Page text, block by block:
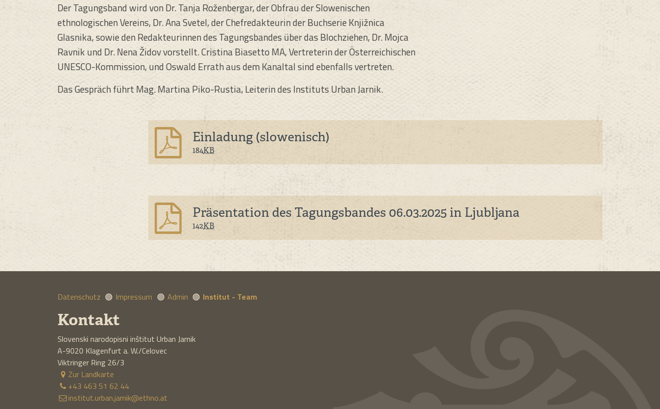
Der Tagungsband wird von Dr. Tanja Roženbergar, der Obfrau der Slowenischen
ethnologischen Vereins, Dr. Ana Svetel, der Chefredakteurin der Buchserie Knjižnica
Glasnika, sowie den Redakteurinnen des Tagungsbandes über das Blochziehen, Dr. Mojca
Ravnik und Dr. Nena Židov vorstellt. Cristina Biasetto MA, Vertreterin der Österreichischen
UNESCO-Kommission, und Oswald Errath aus dem Kanaltal sind ebenfalls vertreten.
Das Gespräch führt Mag. Martina Piko-Rustia, Leiterin des Instituts Urban Jarnik.
Einladung (slowenisch)
184KB
Präsentation des Tagungsbandes 06.03.2025 in Ljubljana
142KB
Datenschutz Impressum Admin Institut - Team
Kontakt
Slovenski narodopisni inštitut Urban Jarnik
A-9020 Klagenfurt a. W./Celovec
Viktringer Ring 26/3
Zur Landkarte
+43 463 51 62 44
institut.urban.jarnik@ethno.at